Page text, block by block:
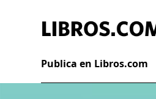
Publica en Libros.com